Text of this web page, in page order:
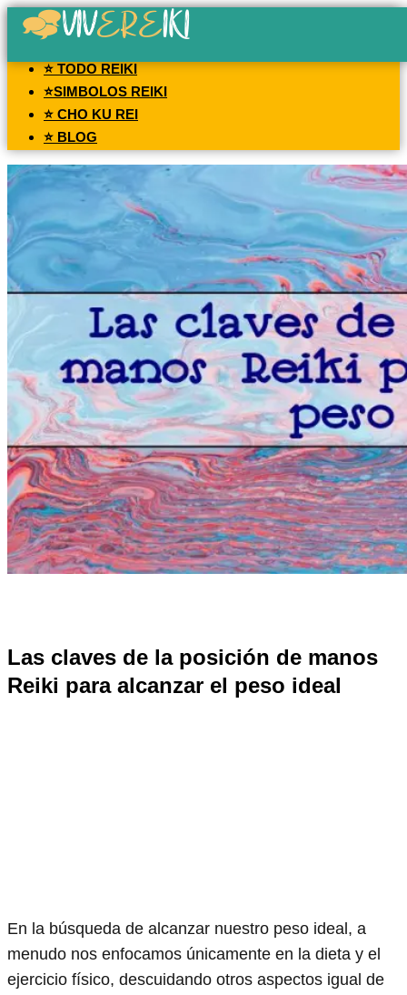
⭐ TODO REIKI
⭐SIMBOLOS REIKI
⭐ CHO KU REI
⭐ BLOG
Las claves de la posición de manos
Reiki para alcanzar el peso ideal
En la búsqueda de alcanzar nuestro peso ideal, a
menudo nos enfocamos únicamente en la dieta y el
ejercicio físico, descuidando otros aspectos igual de